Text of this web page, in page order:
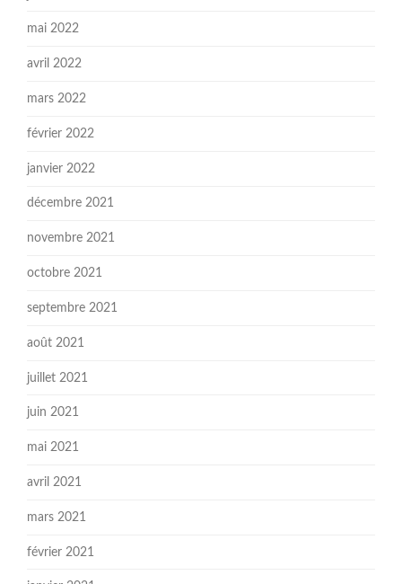
mai 2022
avril 2022
mars 2022
février 2022
janvier 2022
décembre 2021
novembre 2021
octobre 2021
septembre 2021
août 2021
juillet 2021
juin 2021
mai 2021
avril 2021
mars 2021
février 2021